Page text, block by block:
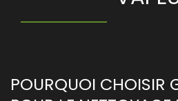
POURQUOI CHOISIR